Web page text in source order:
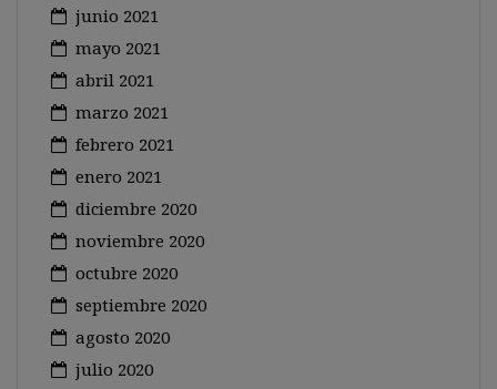
junio 2021
mayo 2021
abril 2021
marzo 2021
febrero 2021
enero 2021
diciembre 2020
noviembre 2020
octubre 2020
septiembre 2020
agosto 2020
julio 2020